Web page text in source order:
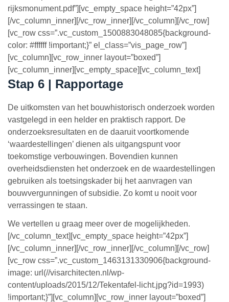
rijksmonument.pdf”][vc_empty_space height=”42px”]
[/vc_column_inner][/vc_row_inner][/vc_column][/vc_row]
[vc_row css=”.vc_custom_1500883048085{background-
color: #ffffff !important;}” el_class=”vis_page_row”]
[vc_column][vc_row_inner layout=”boxed”]
[vc_column_inner][vc_empty_space][vc_column_text]
Stap 6 | Rapportage
De uitkomsten van het bouwhistorisch onderzoek worden
vastgelegd in een helder en praktisch rapport. De
onderzoeksresultaten en de daaruit voortkomende
‘waardestellingen’ dienen als uitgangspunt voor
toekomstige verbouwingen. Bovendien kunnen
overheidsdiensten het onderzoek en de waardestellingen
gebruiken als toetsingskader bij het aanvragen van
bouwvergunningen of subsidie. Zo komt u nooit voor
verrassingen te staan.
We vertellen u graag meer over de mogelijkheden.
[/vc_column_text][vc_empty_space height=”42px”]
[/vc_column_inner][/vc_row_inner][/vc_column][/vc_row]
[vc_row css=”.vc_custom_1463131330906{background-
image: url(//visarchitecten.nl/wp-
content/uploads/2015/12/Tekentafel-licht.jpg?id=1993)
!important;}”][vc_column][vc_row_inner layout=”boxed”]